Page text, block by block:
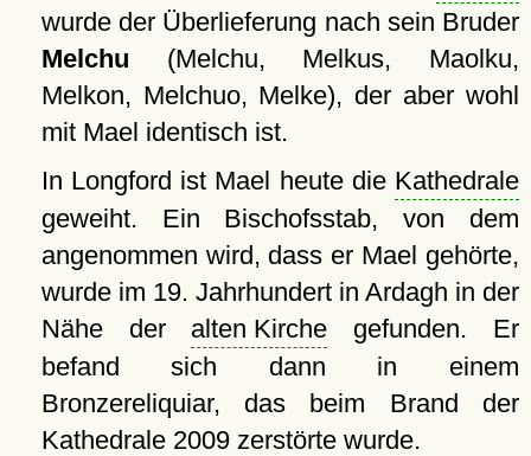
wurde der Überlieferung nach sein Bruder
Melchu (Melchu, Melkus, Maolku,
Melkon, Melchuo, Melke), der aber wohl
mit Mael identisch ist.
In Longford ist Mael heute die Kathedrale
geweiht. Ein Bischofsstab, von dem
angenommen wird, dass er Mael gehörte,
wurde im 19. Jahrhundert in Ardagh in der
Nähe der alten Kirche gefunden. Er
befand sich dann in einem
Bronzereliquiar, das beim Brand der
Kathedrale 2009 zerstörte wurde.